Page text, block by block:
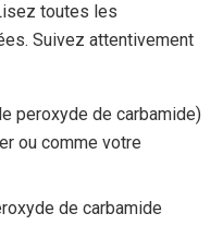
toutes les
Suivez attentivement
peroxyde de carbamide)
ou comme votre
de carbamide